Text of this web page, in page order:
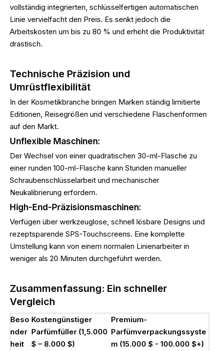
vollständig integrierten, schlüsselfertigen automatischen
Linie vervielfacht den Preis. Es senkt jedoch die
Arbeitskosten um bis zu 80 % und erhöht die Produktivität
drastisch.
Technische Präzision und
Umrüstflexibilität
In der Kosmetikbranche bringen Marken ständig limitierte
Editionen, Reisegrößen und verschiedene Flaschenformen
auf den Markt.
Unflexible Maschinen:
Der Wechsel von einer quadratischen 30-ml-Flasche zu
einer runden 100-ml-Flasche kann Stunden manueller
Schraubenschlüsselarbeit und mechanischer
Neukalibrierung erfordern.
High-End-Präzisionsmaschinen:
Verfügen über werkzeuglose, schnell lösbare Designs und
rezeptsparende SPS-Touchscreens. Eine komplette
Umstellung kann von einem normalen Linienarbeiter in
weniger als 20 Minuten durchgeführt werden.
Zusammenfassung: Ein schneller
Vergleich
Beso
nder
heit
Kostengünstiger
Parfümfüller (1,5.000
$ – 8.000 $)
Premium-
Parfümverpackungssyste
m (15.000 $ - 100.000 $+)